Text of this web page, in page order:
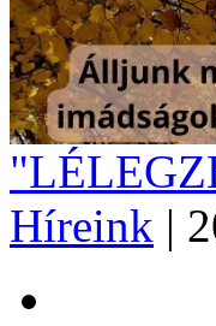
Híreink |